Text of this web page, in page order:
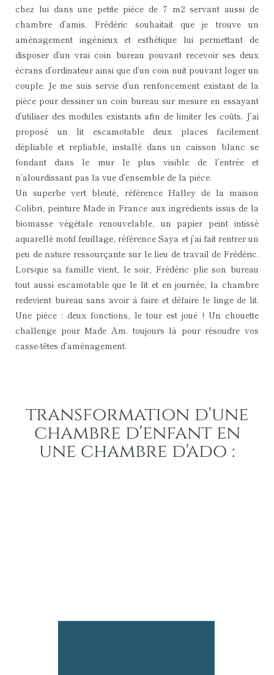
chez lui dans une petite pièce de 7 m2 servant aussi de
chambre d’amis. Frédéric souhaitait que je trouve un
aménagement ingénieux et esthétique lui permettant de
disposer d’un vrai coin bureau pouvant recevoir ses deux
écrans d’ordinateur ainsi que d’un coin nuit pouvant loger un
couple. Je me suis servie d’un renfoncement existant de la
pièce pour dessiner un coin bureau sur mesure en essayant
d’utiliser des modules existants afin de limiter les coûts. J’ai
proposé un lit escamotable deux places facilement
dépliable et repliable, installé dans un caisson blanc se
fondant dans le mur le plus visible de l’entrée et
n’alourdissant pas la vue d’ensemble de la pièce.
Un superbe vert bleuté, référence Halley de la maison
Colibri, peinture Made in France aux ingrédients issus de la
biomasse végétale renouvelable, un papier peint intissé
aquarellé motif feuillage, référence Saya et j’ai fait rentrer un
peu de nature ressourçante sur le lieu de travail de Frédéric.
Lorsque sa famille vient, le soir, Frédéric plie son bureau
tout aussi escamotable que le lit et en journée, la chambre
redevient bureau sans avoir à faire et défaire le linge de lit.
Une pièce : deux fonctions, le tour est joué ! Un chouette
challenge pour Made Am. toujours là pour résoudre vos
casse-têtes d’aménagement.
transformation d'une
chambre d'enfant en
une chambre d'ado :